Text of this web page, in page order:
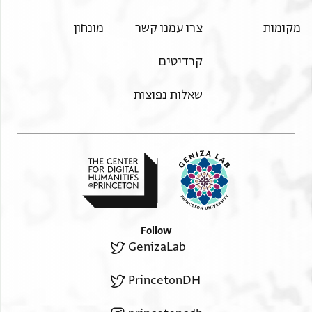
מקומות צרו עמנו קשר
קרדיטים
שאלות נפוצות
מונחון
Follow
GenizaLab
PrincetonDH